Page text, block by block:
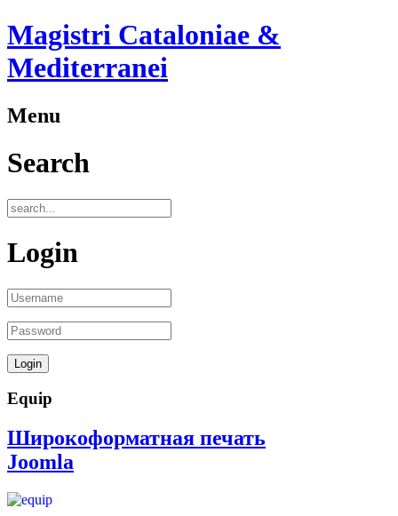
Magistri Cataloniae &
Mediterranei
Menu
Search
Login
Equip
Широкоформатная печать
Joomla